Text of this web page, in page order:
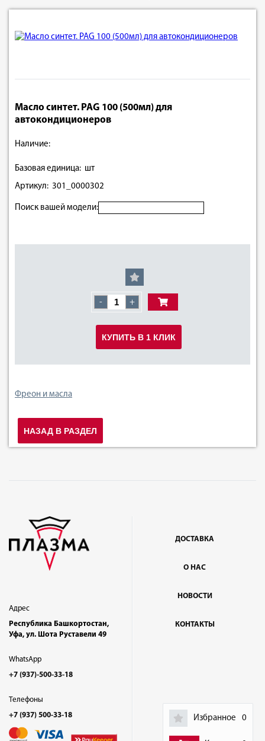
Избранное 0
Масло синтет. PAG 100 (500мл) для
автокондиционеров
Наличие:
Базовая единица: шт
Артикул: 301_0000302
Поиск вашей модели:
- +
КУПИТЬ В 1 КЛИК
Фреон и масла
НАЗАД В РАЗДЕЛ
Адрес
Республика Башкортостан,
Уфа, ул. Шота Руставели 49
WhatsApp
+7 (937)-500-33-18
Телефоны
+7 (937) 500-33-18
ДОСТАВКА
О НАС
НОВОСТИ
КОНТАКТЫ